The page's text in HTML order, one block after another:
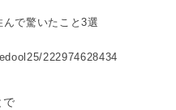
222974628434
で